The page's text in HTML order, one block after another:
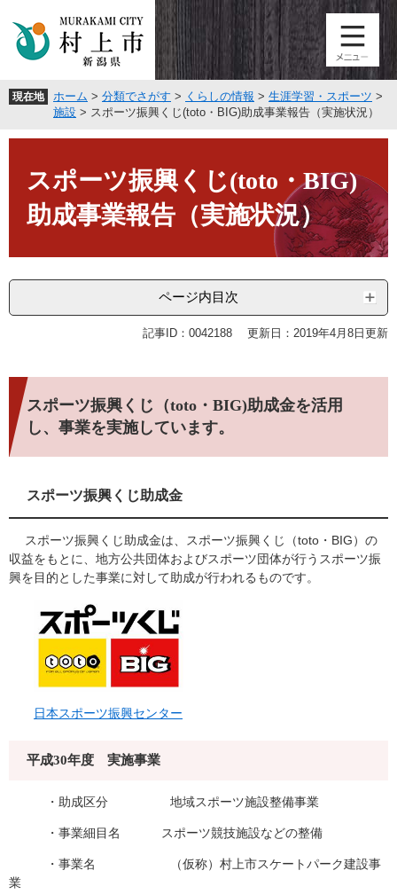
頭
す
飛
し
現在地 ホーム > 分類でさがす > くらしの情報 > 生涯学習・スポーツ >
施設 > スポーツ振興くじ(toto・BIG)助成事業報告（実施状況）
スポーツ振興くじ(toto・BIG)
助成事業報告（実施状況）
ページ内目次
記事ID：0042188 更新日：2019年4月8日更新
スポーツ振興くじ（toto・BIG)助成金を活用
し、事業を実施しています。
スポーツ振興くじ助成金
スポーツ振興くじ助成金は、スポーツ振興くじ（toto・BIG）の
収益をもとに、地方公共団体およびスポーツ団体が行うスポーツ振
興を目的とした事業に対して助成が行われるものです。
日本スポーツ振興センター
平成30年度 実施事業
・助成区分 地域スポーツ施設整備事業
・事業細目名 スポーツ競技施設などの整備
・事業名 （仮称）村上市スケートパーク建設事
業